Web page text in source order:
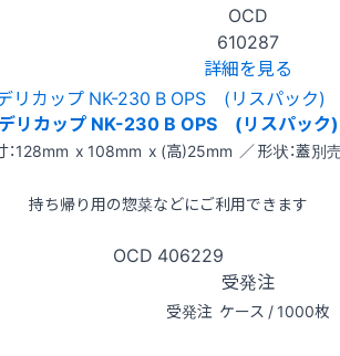
OCD
610287
詳細を見る
リカップ NK-230 B OPS (リスパック)
：128mm x 108mm x (高)25mm ／ 形状：蓋別
持ち帰り用の惣菜などにご利用できます
OCD 406229
受発注
受発注 ケース / 1000枚